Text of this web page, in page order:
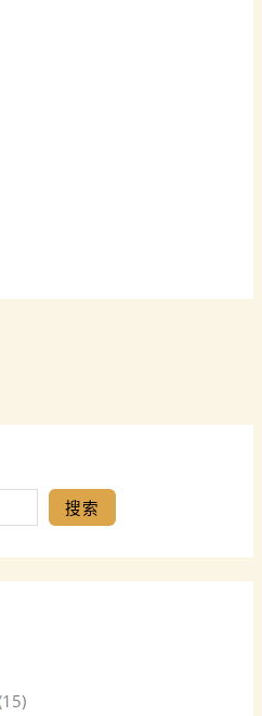
搜索
15